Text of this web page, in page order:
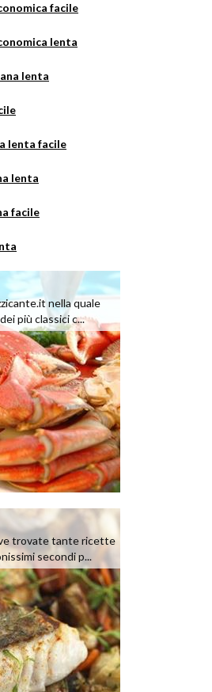
facile
lenta
lenta
lenta facile
lenta
facile
nella quale
più classici c...
trovate tante ricette
secondi p...